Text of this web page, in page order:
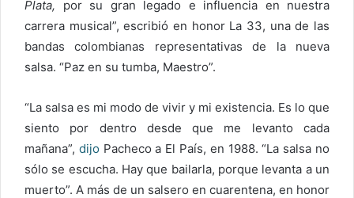
Plata, por su gran legado e influencia en nuestra
carrera musical”, escribió en honor La 33, una de las
bandas colombianas representativas de la nueva
salsa. “Paz en su tumba, Maestro”.
“La salsa es mi modo de vivir y mi existencia. Es lo que
siento por dentro desde que me levanto cada
mañana”, dijo Pacheco a El País, en 1988. “La salsa no
sólo se escucha. Hay que bailarla, porque levanta a un
muerto”. A más de un salsero en cuarentena, en honor